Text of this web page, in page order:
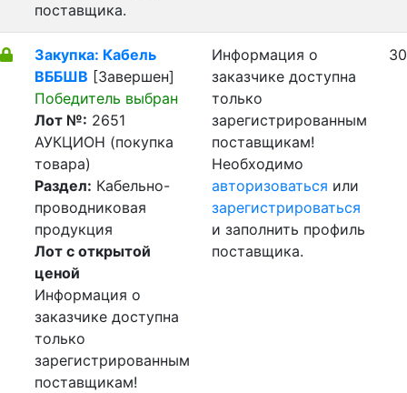
поставщика.
Закупка: Кабель
ВББШВ [Завершен]
Победитель выбран
Лот №: 2651
АУКЦИОН (покупка
товара)
Раздел: Кабельно-
проводниковая
продукция
Лот с открытой
ценой
Информация о
заказчике доступна
только
зарегистрированным
поставщикам!
Информация о
заказчике доступна
только
зарегистрированным
поставщикам!
Необходимо
авторизоваться или
зарегистрироваться
и заполнить профиль
поставщика.